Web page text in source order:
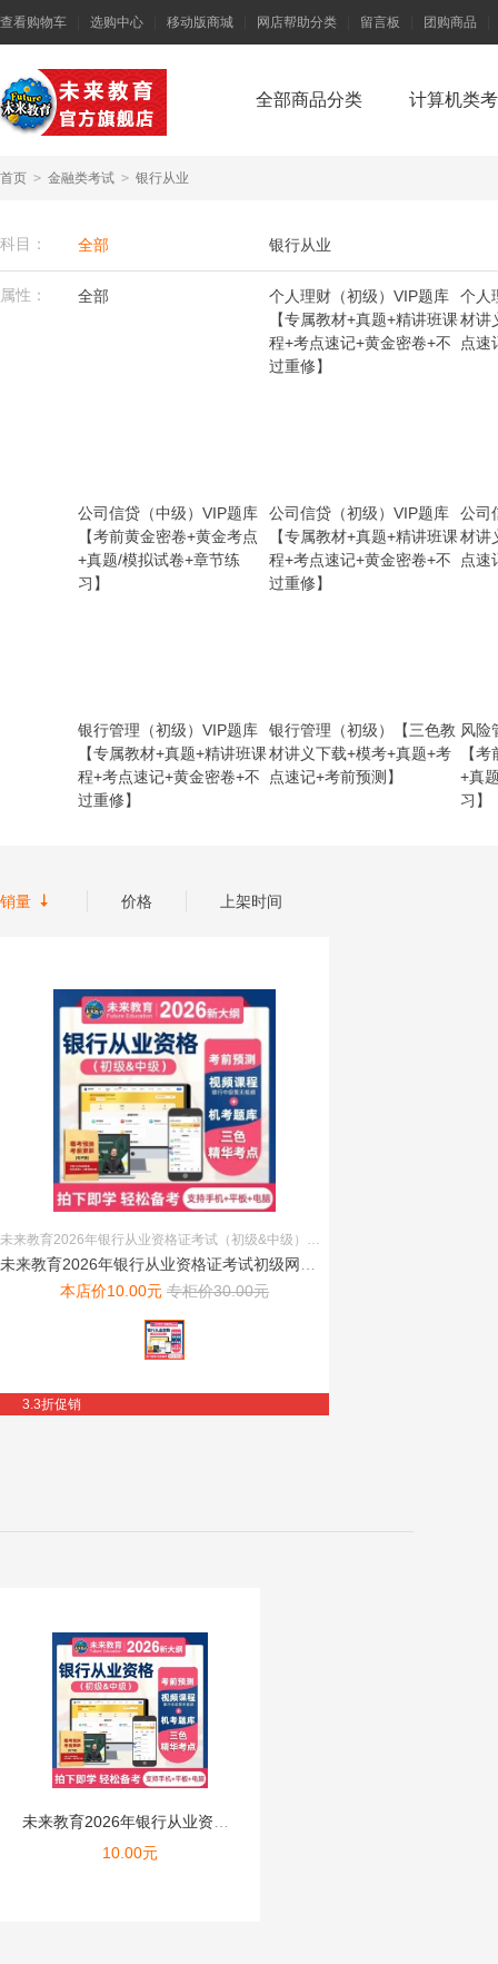
查看购物车 选购中心 移动版商城 网店帮助分类 留言板 团购商品
全部商品分类 计算机类
首页 > 金融类考试 > 银行从业
科目： 全部 银行从业
属性： 全部
个人理财（初级）VIP题库
【专属教材+真题+精讲班课
程+考点速记+黄金密卷+不
过重修】
个人
材讲
点速
公司信贷（中级）VIP题库
【考前黄金密卷+黄金考点
+真题/模拟试卷+章节练
习】
公司信贷（初级）VIP题库
【专属教材+真题+精讲班课
程+考点速记+黄金密卷+不
过重修】
公司
材讲
点速
银行管理（初级）VIP题库
【专属教材+真题+精讲班课
程+考点速记+黄金密卷+不
过重修】
银行管理（初级）【三色教
材讲义下载+模考+真题+考
点速记+考前预测】
风险
【
+真
习】
销量  价格 上架时间
未来教育2026年银行从业资格证考试（初级&中级）题库+讲义 一套备考 手机、电脑、平板均可使用
本店价10.00元 专柜价30.00元
3.3折促销
10.00元